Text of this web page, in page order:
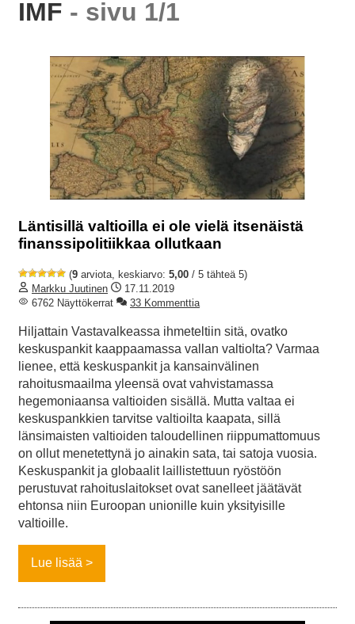
IMF - sivu 1/1
Läntisillä valtioilla ei ole vielä itsenäistä
finanssipolitiikkaa ollutkaan
(9 arviota, keskiarvo: 5,00 / 5 tähteä 5)
Markku Juutinen
17.11.2019
6762 Näyttökerrat
33 Kommenttia
Hiljattain Vastavalkeassa ihmeteltiin sitä, ovatko
keskuspankit kaappaamassa vallan valtiolta? Varmaa
lienee, että keskuspankit ja kansainvälinen
rahoitusmaailma yleensä ovat vahvistamassa
hegemoniaansa valtioiden sisällä. Mutta valtaa ei
keskuspankkien tarvitse valtioilta kaapata, sillä
länsimaisten valtioiden taloudellinen riippumattomuus
on ollut menetettynä jo ainakin sata, tai satoja vuosia.
Keskuspankit ja globaalit laillistettuun ryöstöön
perustuvat rahoituslaitokset ovat sanelleet jäätävät
ehtonsa niin Euroopan unionille kuin yksityisille
valtioille.
Lue lisää